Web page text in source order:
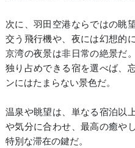
次に、羽田空港ならではの眺
交う飛行機や、夜には幻想的
京湾の夜景は非日常の絶景だ
独り占めできる宿を選べば、
ンにはたまらない景色だ。
温泉や眺望は、単なる宿泊以
や気分に合わせ、最高の癒や
特別な滞在の鍵だ。